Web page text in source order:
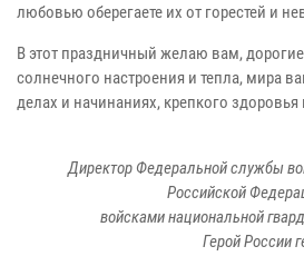
любовью оберегаете их от горестей и
В этот праздничный желаю вам,
солнечного настроения и тепла, мира
делах и начинаниях, крепкого здоровья
Директор Федеральной службы
Российской
войсками национальной
Герой России